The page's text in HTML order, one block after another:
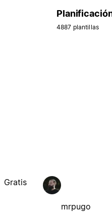
4887 plantillas
Gratis
mrpugo